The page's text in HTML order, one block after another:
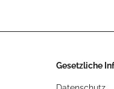
Gesetzliche